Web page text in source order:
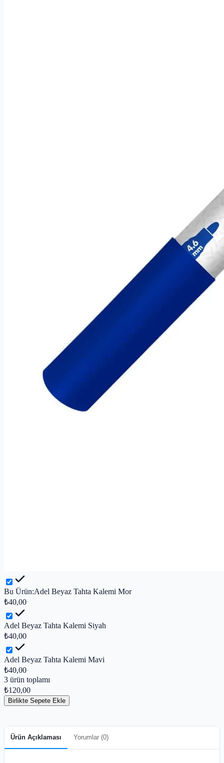
Bu Ürün:Adel Beyaz Tahta Kalemi Mor
₺40,00
Adel Beyaz Tahta Kalemi Siyah
₺40,00
Adel Beyaz Tahta Kalemi Mavi
₺40,00
3 ürün toplamı
₺120,00
Birlikte Sepete Ekle
Ürün Açıklaması Yorumlar (0)